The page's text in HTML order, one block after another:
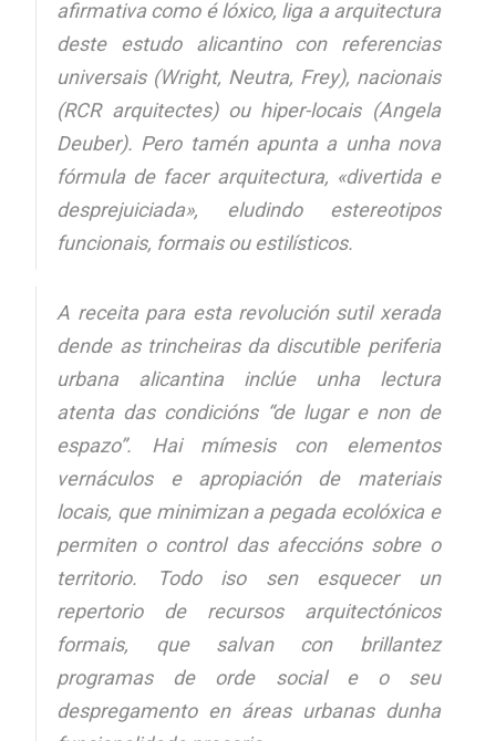
afirmativa como é lóxico, liga a arquitectura
deste estudo alicantino con referencias
universais (Wright, Neutra, Frey), nacionais
(RCR arquitectes) ou hiper-locais (Angela
Deuber). Pero tamén apunta a unha nova
fórmula de facer arquitectura, «divertida e
desprejuiciada», eludindo estereotipos
funcionais, formais ou estilísticos.
A receita para esta revolución sutil xerada
dende as trincheiras da discutible periferia
urbana alicantina inclúe unha lectura
atenta das condicións “de lugar e non de
espazo”. Hai mímesis con elementos
vernáculos e apropiación de materiais
locais, que minimizan a pegada ecolóxica e
permiten o control das afeccións sobre o
territorio. Todo iso sen esquecer un
repertorio de recursos arquitectónicos
formais, que salvan con brillantez
programas de orde social e o seu
despregamento en áreas urbanas dunha